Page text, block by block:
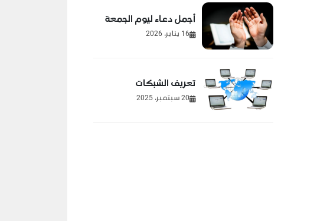
أجمل دعاء ليوم الجمعة
16 يناير، 2026
تعريف الشبكات
20 سبتمبر، 2025